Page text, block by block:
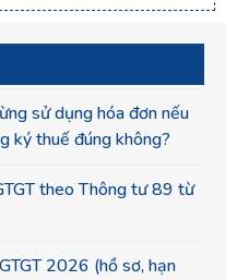
sử dụng hóa đơn nếu
ký thuế đúng không?
theo Thông tư 89 từ
2026 (hồ sơ, hạn